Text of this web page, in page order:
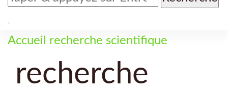
recherchiez
?
Accueil recherche scientifique
recherche